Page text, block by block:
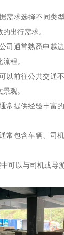
需求选择不同类
出行需求。
司通常熟悉中越
程。
以前往公共交通
观。
常提供经验丰富
常包含车辆、司
可以与司机或导